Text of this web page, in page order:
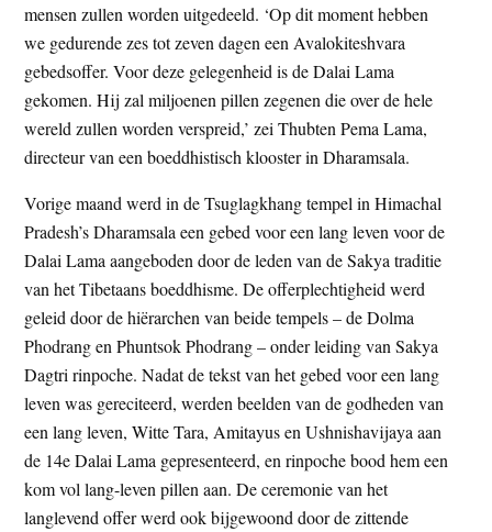
mensen zullen worden uitgedeeld. ‘Op dit moment hebben
we gedurende zes tot zeven dagen een Avalokiteshvara
gebedsoffer. Voor deze gelegenheid is de Dalai Lama
gekomen. Hij zal miljoenen pillen zegenen die over de hele
wereld zullen worden verspreid,’ zei Thubten Pema Lama,
directeur van een boeddhistisch klooster in Dharamsala.
Vorige maand werd in de Tsuglagkhang tempel in Himachal
Pradesh’s Dharamsala een gebed voor een lang leven voor de
Dalai Lama aangeboden door de leden van de Sakya traditie
van het Tibetaans boeddhisme. De offerplechtigheid werd
geleid door de hiërarchen van beide tempels – de Dolma
Phodrang en Phuntsok Phodrang – onder leiding van Sakya
Dagtri rinpoche. Nadat de tekst van het gebed voor een lang
leven was gereciteerd, werden beelden van de godheden van
een lang leven, Witte Tara, Amitayus en Ushnishavijaya aan
de 14e Dalai Lama gepresenteerd, en rinpoche bood hem een
kom vol lang-leven pillen aan. De ceremonie van het
langlevend offer werd ook bijgewoond door de zittende